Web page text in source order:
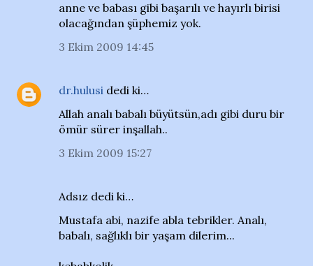
anne ve babası gibi başarılı ve hayırlı birisi
olacağından şüphemiz yok.
3 Ekim 2009 14:45
dr.hulusi dedi ki…
Allah analı babalı büyütsün,adı gibi duru bir
ömür sürer inşallah..
3 Ekim 2009 15:27
Adsız dedi ki…
Mustafa abi, nazife abla tebrikler. Analı,
babalı, sağlıklı bir yaşam dilerim...